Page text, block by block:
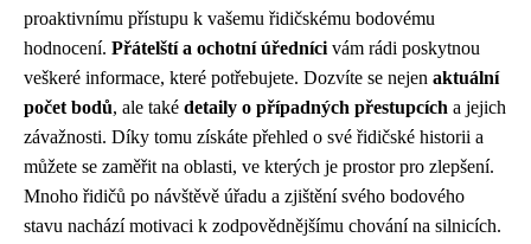
proaktivnímu přístupu k vašemu řidičskému bodovému
hodnocení. Přátelští a ochotní úředníci vám rádi poskytnou
veškeré informace, které potřebujete. Dozvíte se nejen aktuální
počet bodů, ale také detaily o případných přestupcích a jejich
závažnosti. Díky tomu získáte přehled o své řidičské historii a
můžete se zaměřit na oblasti, ve kterých je prostor pro zlepšení.
Mnoho řidičů po návštěvě úřadu a zjištění svého bodového
stavu nachází motivaci k zodpovědnějšímu chování na silnicích.